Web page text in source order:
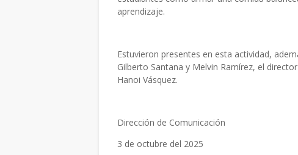
aprendizaje.
Estuvieron presentes en esta actividad,
Gilberto Santana y Melvin Ramírez, el
Hanoi Vásquez.
Dirección de Comunicación
3 de octubre del 2025